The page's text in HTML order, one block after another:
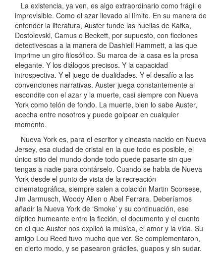
La existencia, ya ven, es algo extraordinario como frágil e
imprevisible. Como el azar llevado al límite. En su manera de
entender la literatura, Auster funde las huellas de Kafka,
Dostoievski, Camus o Beckett, por supuesto, con ficciones
detectivescas a la manera de Dashiell Hammett, a las que
imprime un giro filosófico. Su marca de la casa es la prosa
elegante. Y los diálogos precisos. Y la capacidad
introspectiva. Y el juego de dualidades. Y el desafío a las
convenciones narrativas. Auster juega constantemente al
escondite con el azar y la muerte, casi siempre con Nueva
York como telón de fondo. La muerte, bien lo sabe Auster,
acecha entre nosotros y puede golpear en cualquier
momento.
Nueva York es, para el escritor y cineasta nacido en Nueva
Jersey, esa ciudad de cristal en la que todo es posible, el
único sitio del mundo donde todo puede pasarte sin que
tengas a nadie para contárselo. Cuando se habla de Nueva
York desde el punto de vista de la recreación
cinematográfica, siempre salen a colación Martin Scorsese,
Jim Jarmusch, Woody Allen o Abel Ferrara. Deberíamos
añadir la Nueva York de ‘Smoke’ y su continuación, ese
díptico humeante entre la ficción, el documento y el cuento
en el que Auster nos explicó la música, el amor y la vida. Su
amigo Lou Reed tuvo mucho que ver. Se complementaron,
en cierto modo, y se pasearon gráciles, guapos y sin sudar.